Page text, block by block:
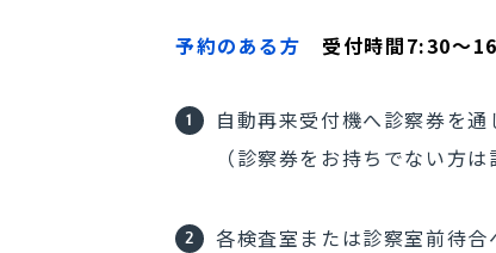
予約のある方 受付時間7:30〜
自動再来受付機へ診察券を
（診察券をお持ちでない方
各検査室または診察室前待合